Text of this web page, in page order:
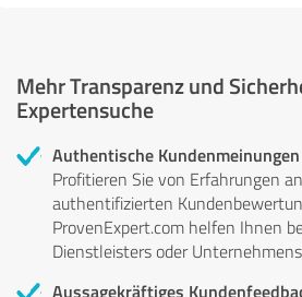
Mehr Transparenz und
Expertensuche
Authentische Kundenmeinungen
Profitieren Sie von Erfahrungen
authentifizierten
ProvenExpert.com helfen Ihnen
Dienstleisters oder
Aussagekräftiges